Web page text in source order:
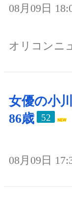
08月09日
オリコンニ
女優の小
86歳
52
08月09日